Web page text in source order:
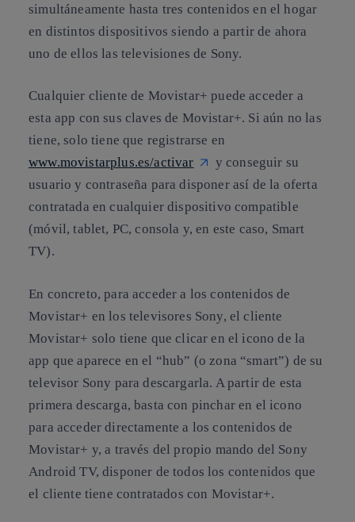
simultáneamente hasta tres contenidos en el hogar
en distintos dispositivos siendo a partir de ahora
uno de ellos las televisiones de Sony.
Cualquier cliente de Movistar+ puede acceder a
esta app con sus claves de Movistar+. Si aún no las
tiene, solo tiene que registrarse en
www.movistarplus.es/activar
y conseguir su
usuario y contraseña para disponer así de la oferta
contratada en cualquier dispositivo compatible
(móvil, tablet, PC, consola y, en este caso, Smart
TV).
En concreto, para acceder a los contenidos de
Movistar+ en los televisores Sony, el cliente
Movistar+ solo tiene que clicar en el icono de la
app que aparece en el “hub” (o zona “smart”) de su
televisor Sony para descargarla. A partir de esta
primera descarga, basta con pinchar en el icono
para acceder directamente a los contenidos de
Movistar+ y, a través del propio mando del Sony
Android TV, disponer de todos los contenidos que
el cliente tiene contratados con Movistar+.